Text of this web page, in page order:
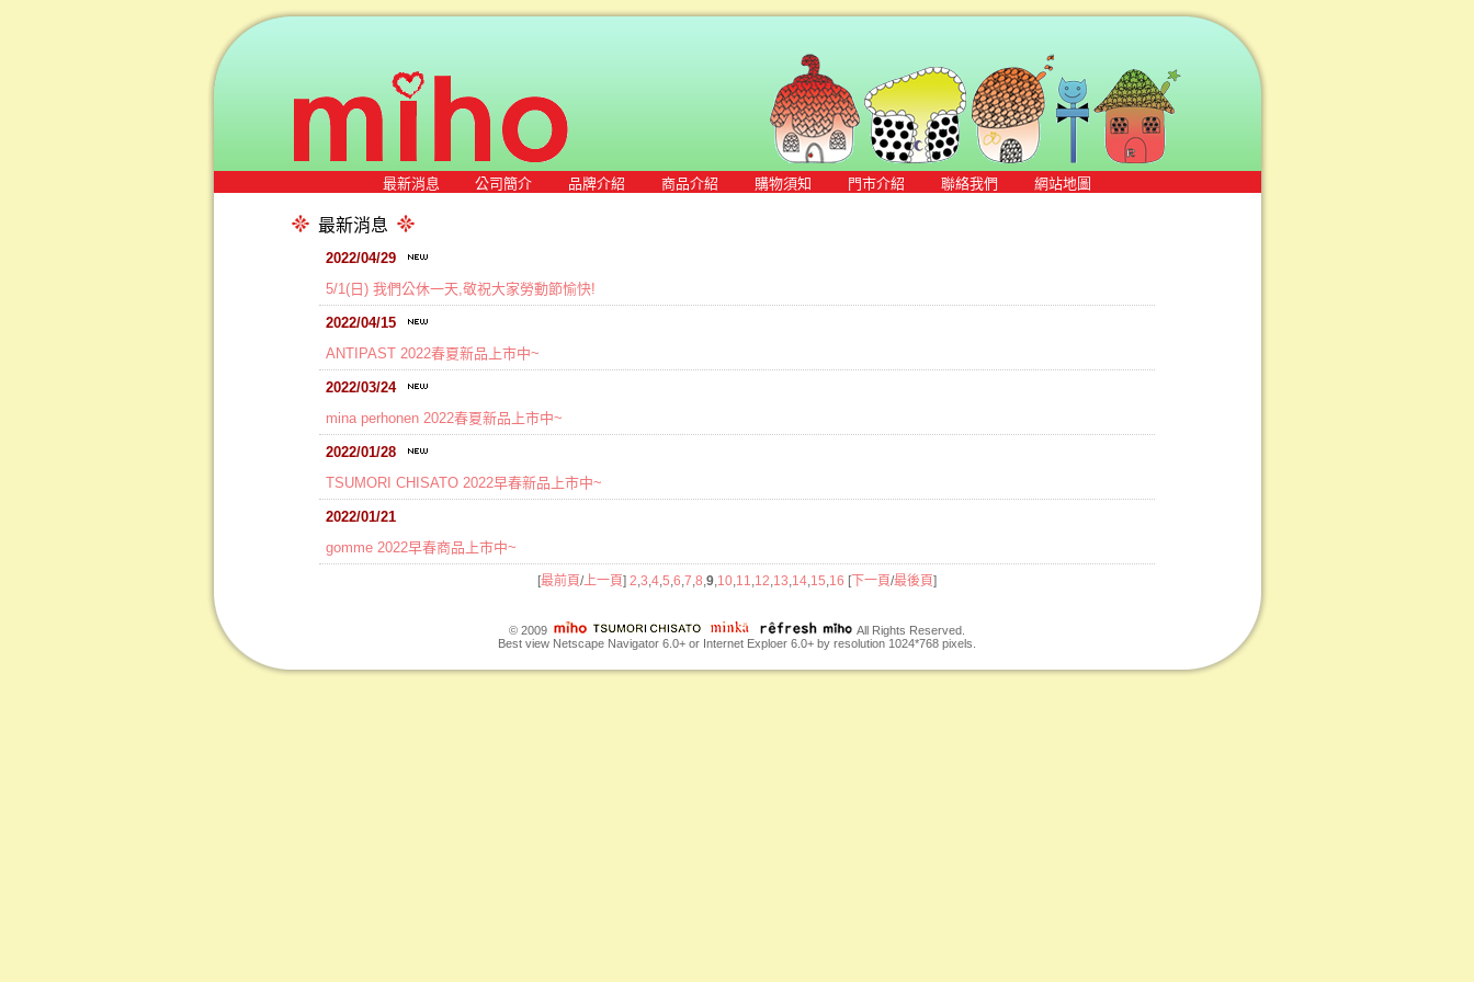
最新消息 公司簡介 品牌介紹 商品介紹 購物須知 門市介紹 聯絡我們 網站地圖
最新消息
2022/04/29
5/1(日) 我們公休一天,敬祝大家勞動節愉快!
2022/04/15
ANTIPAST 2022春夏新品上市中~
2022/03/24
mina perhonen 2022春夏新品上市中~
2022/01/28
TSUMORI CHISATO 2022早春新品上市中~
2022/01/21
gomme 2022早春商品上市中~
[最前頁/上一頁] 2 3 4 5 6 7 8 9 10 11 12 13 14 15 16 [下一頁/最後頁]
© 2009
All Rights Reserved.
Best view Netscape Navigator 6.0+ or Internet Exploer 6.0+ by resolution 1024*768 pixels.